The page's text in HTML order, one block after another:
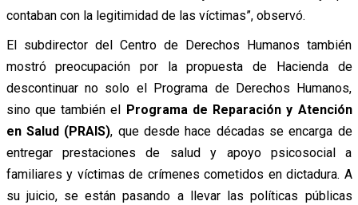
contaban con la legitimidad de las víctimas”, observó.
El subdirector del Centro de Derechos Humanos también
mostró preocupación por la propuesta de Hacienda de
descontinuar no solo el Programa de Derechos Humanos,
sino que también el Programa de Reparación y Atención
en Salud (PRAIS), que desde hace décadas se encarga de
entregar prestaciones de salud y apoyo psicosocial a
familiares y víctimas de crímenes cometidos en dictadura. A
su juicio, se están pasando a llevar las políticas públicas